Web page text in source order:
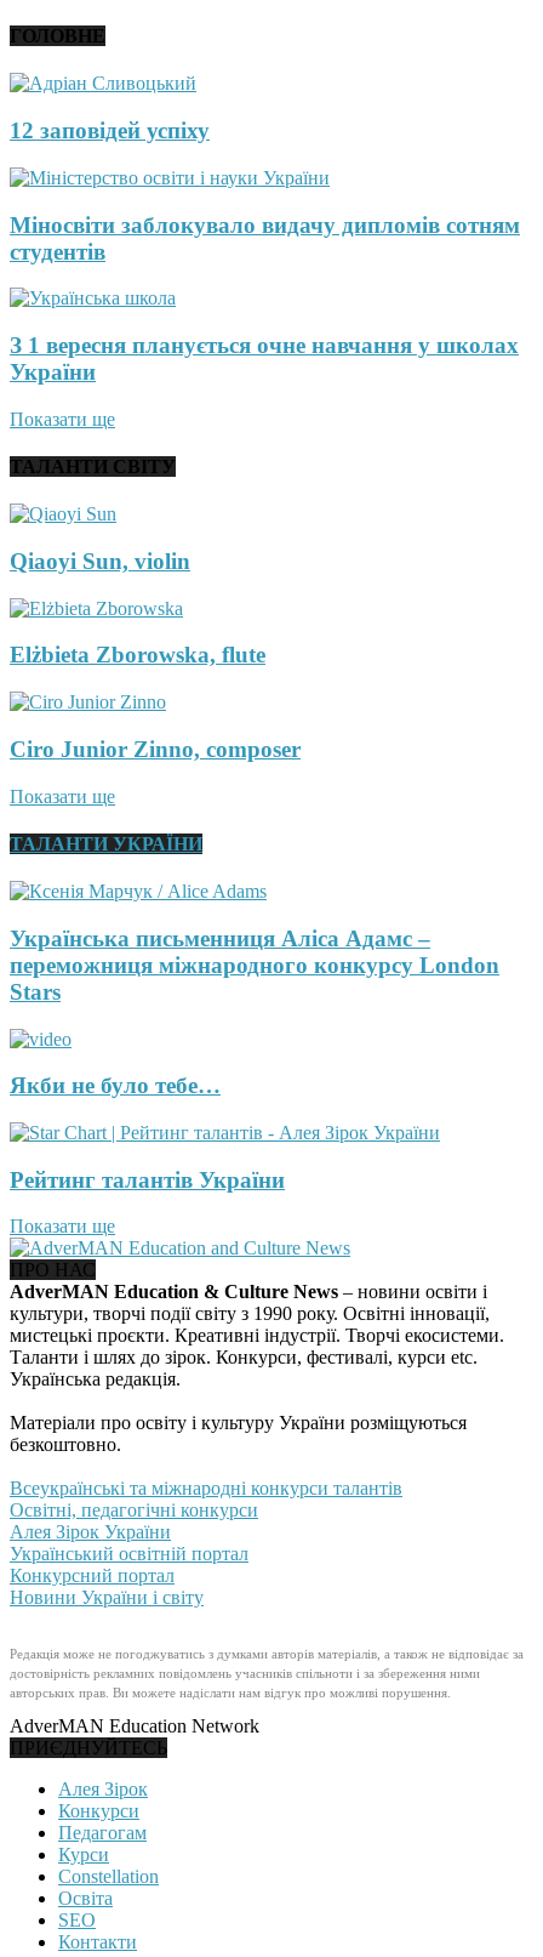
ГОЛОВНЕ
12 заповідей успіху
Міносвіти заблокувало видачу дипломів сотням
студентів
З 1 вересня планується очне навчання у школах
України
Показати ще
ТАЛАНТИ СВІТУ
Qiaoyi Sun, violin
Elżbieta Zborowska, flute
Ciro Junior Zinno, composer
Показати ще
ТАЛАНТИ УКРАЇНИ
Українська письменниця Аліса Адамс –
переможниця міжнародного конкурсу London
Stars
Якби не було тебе…
Рейтинг талантів України
Показати ще
ПРО НАС
AdverMAN Education & Culture News – новини освіти і
культури, творчі події світу з 1990 року. Освітні інновації,
мистецькі проєкти. Креативні індустрії. Творчі екосистеми.
Таланти і шлях до зірок. Конкурси, фестивалі, курси etc.
Українська редакція.
Матеріали про освіту і культуру України розміщуються
безкоштовно.
Всеукраїнські та міжнародні конкурси талантів
Освітні, педагогічні конкурси
Алея Зірок України
Український освітній портал
Конкурсний портал
Новини України і світу
Редакція може не погоджуватись з думками авторів матеріалів, а також не відповідає за
достовірність рекламних повідомлень учасників спільноти і за збереження ними
авторських прав. Ви можете надіслати нам відгук про можливі порушення.
AdverMAN Education Network
ПРИЄДНУЙТЕСЬ
Алея Зірок
Конкурси
Педагогам
Курси
Constellation
Освіта
SEO
Контакти